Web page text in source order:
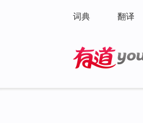
词典 翻译